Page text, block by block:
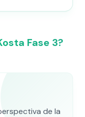
Fase 3?
de la